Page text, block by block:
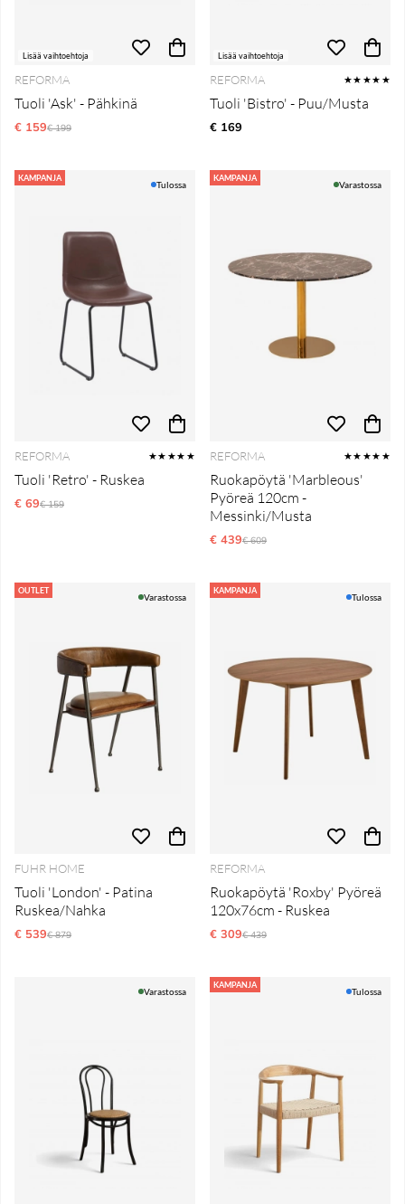
Lisää vaihtoehtoja
REFORMA
Tuoli 'Ask' - Pähkinä
€ 159Normaali hinta
€ 199
Lisää vaihtoehtoja
REFORMA ★★★★★
Tuoli 'Bistro' - Puu/Musta
€ 169
KAMPANJA
Tulossa
REFORMA ★★★★★
Tuoli 'Retro' - Ruskea
€ 69Normaali hinta
€ 159
KAMPANJA
Varastossa
REFORMA ★★★★★
Ruokapöytä 'Marbleous'
Pyöreä 120cm -
Messinki/Musta
€ 439Normaali hinta
€ 609
OUTLET
Varastossa
FUHR HOME
Tuoli 'London' - Patina
Ruskea/Nahka
€ 539Normaali hinta
€ 879
KAMPANJA
Tulossa
REFORMA
Ruokapöytä 'Roxby' Pyöreä
120x76cm - Ruskea
€ 309Normaali hinta
€ 439
Varastossa
KAMPANJA
Tulossa